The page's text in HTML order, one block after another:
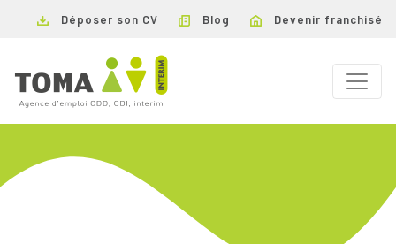
Déposer son CV Blog Devenir franchisé